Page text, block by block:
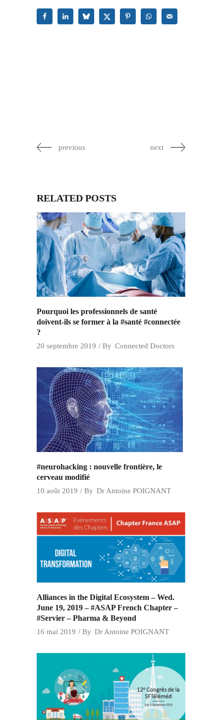
previous next
RELATED POSTS
Pourquoi les professionnels de santé
doivent-ils se former à la #santé #connectée
?
20 septembre 2019 By Connected Doctors
#neurohacking : nouvelle frontière, le
cerveau modifié
10 août 2019 By Dr Antoine POIGNANT
Alliances in the Digital Ecosystem – Wed.
June 19, 2019 – #ASAP French Chapter –
#Servier – Pharma & Beyond
16 mai 2019 By Dr Antoine POIGNANT